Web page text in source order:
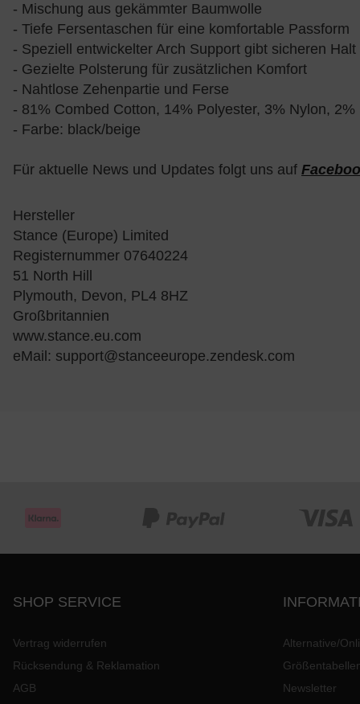
- Mischung aus gekämmter Baumwolle
- Tiefe Fersentaschen für eine komfortable Passform
- Speziell entwickelter Arch Support gibt sicheren Halt
- Gezielte Polsterung für zusätzlichen Komfort
- Nahtlose Zehenpartie und Ferse
- 81% Combed Cotton, 14% Polyester, 3% Nylon, 2%
- Farbe: black/beige
Für aktuelle News und Updates folgt uns auf
Hersteller
Stance (Europe) Limited
Registernummer 07640224
51 North Hill
Plymouth, Devon, PL4 8HZ
Großbritannien
www.stance.eu.com
eMail: support@stanceeurope.zendesk.com
SHOP SERVICE
Vertrag widerrufen
Rücksendung & Reklamation
AGB
Alternative/
Newsletter